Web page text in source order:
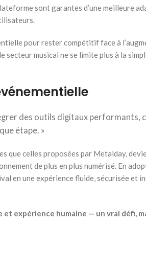
sont garantes d’une meilleure
pour rester compétitif face à
musical ne se limite plus à la
des outils digitaux performants,
étape. »
celles proposées par Metalday,
de plus en plus numérisé. En
en une expérience fluide, sécurisée et
expérience humaine — un vrai défi,